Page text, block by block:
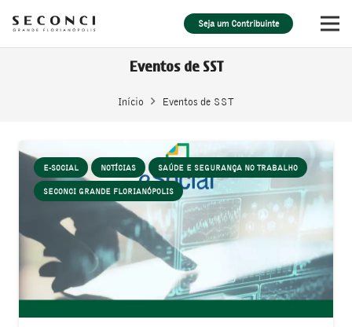
Seja um Contribuinte
Eventos de SST
Início Eventos de SST
E-SOCIAL NOTÍCIAS SAÚDE E SEGURANÇA NO TRABALHO
SECONCI GRANDE FLORIANÓPOLIS